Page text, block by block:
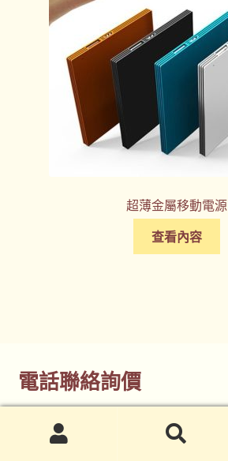
超薄金屬移動電源
查看內容
電話聯絡詢價